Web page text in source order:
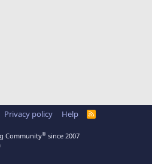
Privacy policy Help
R
Community® since 2007